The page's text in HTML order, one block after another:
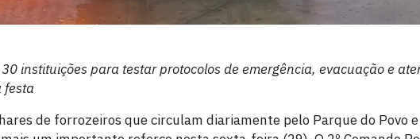
instituições para testar protocolos de emergência, evacuação e
festa
de forrozeiros que circulam diariamente pelo Parque do Povo